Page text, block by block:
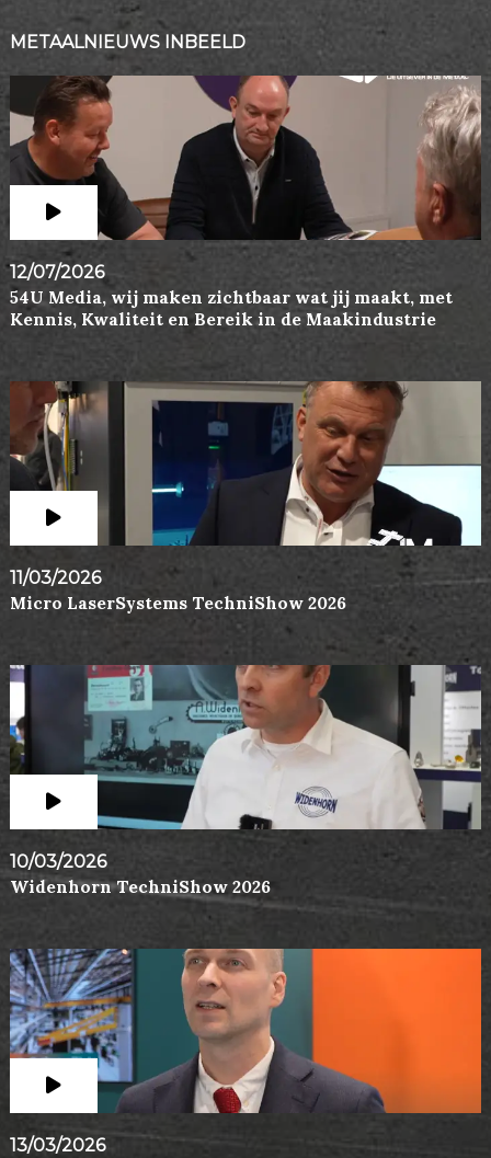
METAALNIEUWS INBEELD
12/07/2026
54U Media, wij maken zichtbaar wat jij maakt, met
Kennis, Kwaliteit en Bereik in de Maakindustrie
11/03/2026
Micro LaserSystems TechniShow 2026
10/03/2026
Widenhorn TechniShow 2026
13/03/2026